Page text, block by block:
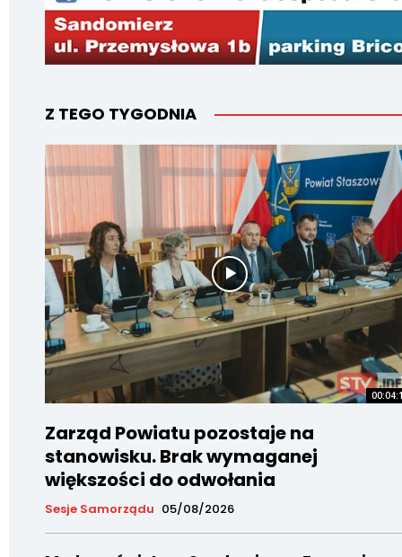
Z TEGO TYGODNIA
Zarząd Powiatu pozostaje na
stanowisku. Brak wymaganej
większości do odwołania
Sesje Samorządu 05/08/2026